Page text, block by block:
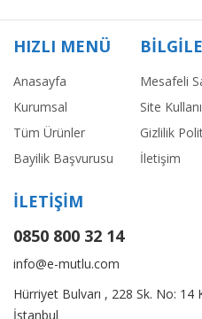
HIZLI MENÜ
Anasayfa
Kurumsal
Tüm Ürünler
Bayilik Başvurusu
Mesafeli
Site
Gizlilik
İletişim
İLETİŞİM
0850 800 32 14
info@e-mutlu.com
Hürriyet Bulvarı , 228 Sk. No:
İstanbul